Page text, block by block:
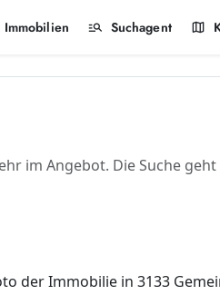
Immobilien manage_search Suchagent map
im Angebot. Die Suche